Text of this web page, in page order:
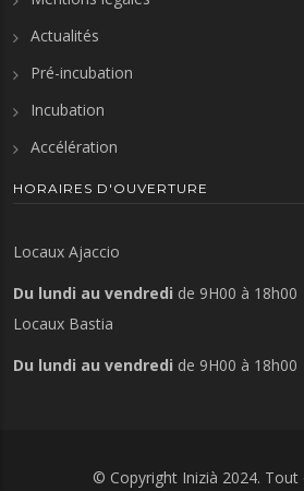
Actualités
Pré-incubation
Incubation
Accélération
HORAIRES D'OUVERTURE
Locaux Ajaccio
Du lundi au vendredi de 9H00 à 18h00
Locaux Bastia
Du lundi au vendredi de 9H00 à 18h00
© Copyright Inizià 2024. Tout